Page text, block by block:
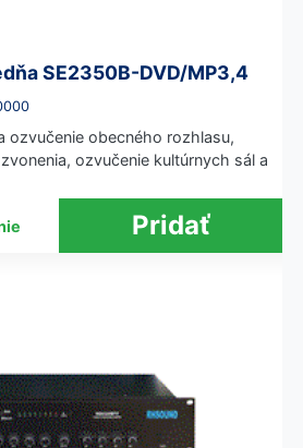
SE2350B-DVD/MP3,4
ozvučenie obecného rozhlasu,
ozvučenie kultúrnych sál a